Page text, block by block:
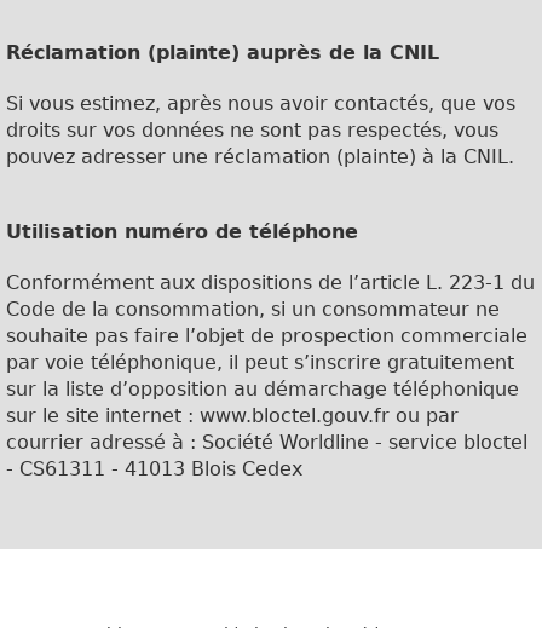
Réclamation (plainte) auprès de la CNIL
Si vous estimez, après nous avoir contactés, que vos
droits sur vos données ne sont pas respectés, vous
pouvez adresser une réclamation (plainte) à la CNIL.
Utilisation numéro de téléphone
Conformément aux dispositions de l’article L. 223-1 du
Code de la consommation, si un consommateur ne
souhaite pas faire l’objet de prospection commerciale
par voie téléphonique, il peut s’inscrire gratuitement
sur la liste d’opposition au démarchage téléphonique
sur le site internet : www.bloctel.gouv.fr ou par
courrier adressé à : Société Worldline - service bloctel
- CS61311 - 41013 Blois Cedex